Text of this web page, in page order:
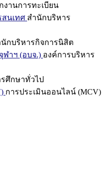
งานการทะเบียน
สนเทศ สำนักบริหาร
นักบริหารกิจการนิสิต
ฬาฯ (อบจ.) องค์การบริหาร
ศึกษาทั่วไป
การประเมินออนไลน์ (MCV)